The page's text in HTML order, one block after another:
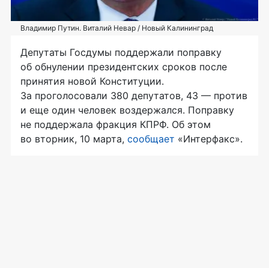
Владимир Путин. Виталий Невар / Новый Калининград
Депутаты Госдумы поддержали поправку
об обнулении президентских сроков после
принятия новой Конституции.
За проголосовали 380 депутатов, 43 — против
и еще один человек воздержался. Поправку
не поддержала фракция КПРФ. Об этом
во вторник, 10 марта, сообщает «Интерфакс».